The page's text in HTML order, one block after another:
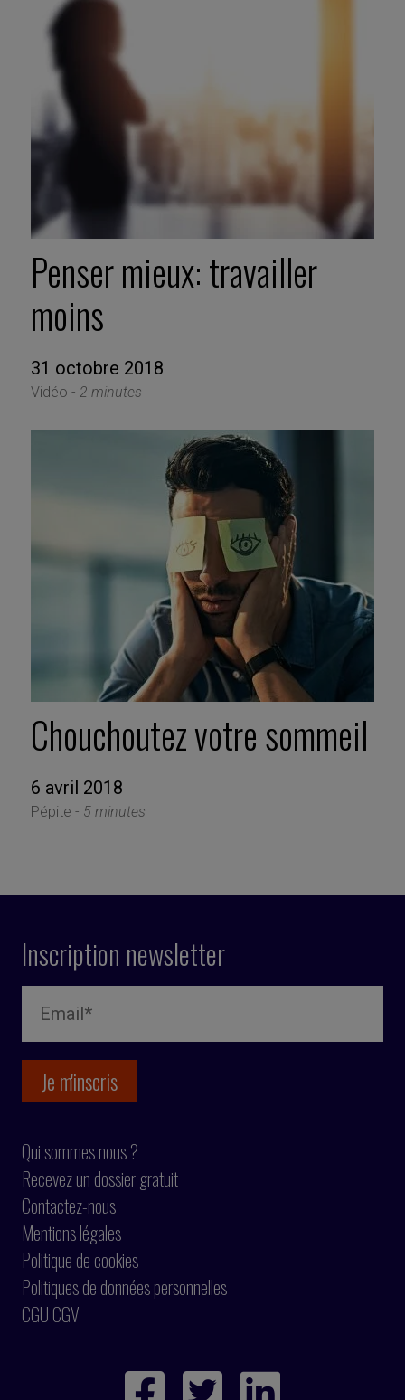
Penser mieux: travailler
moins
31 octobre 2018
Vidéo - 2 minutes
Chouchoutez votre sommeil
6 avril 2018
Pépite - 5 minutes
Inscription newsletter
Qui sommes nous ?
Recevez un dossier gratuit
Contactez-nous
Mentions légales
Politique de cookies
Politiques de données personnelles
CGU CGV